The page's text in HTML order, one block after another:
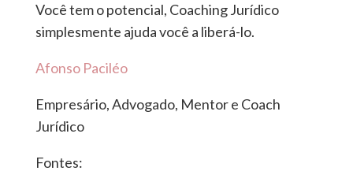
Você tem o potencial, Coaching Jurídico
simplesmente ajuda você a liberá-lo.
Afonso Paciléo
Empresário, Advogado, Mentor e Coach
Jurídico
Fontes: